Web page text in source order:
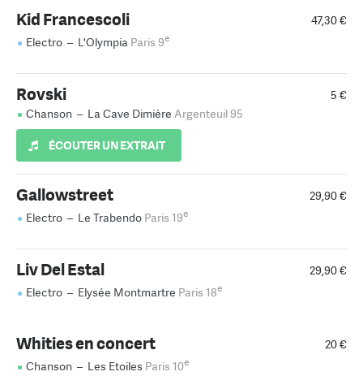
47,30 €
Kid Francescoli
Electro – L'Olympia Paris 9e
5 €
Rovski
Chanson – La Cave Dimière Argenteuil 95
ÉCOUTER UN EXTRAIT
29,90 €
Gallowstreet
Electro – Le Trabendo Paris 19e
29,90 €
Liv Del Estal
Electro – Elysée Montmartre Paris 18e
20 €
Whities en concert
Chanson – Les Etoiles Paris 10e